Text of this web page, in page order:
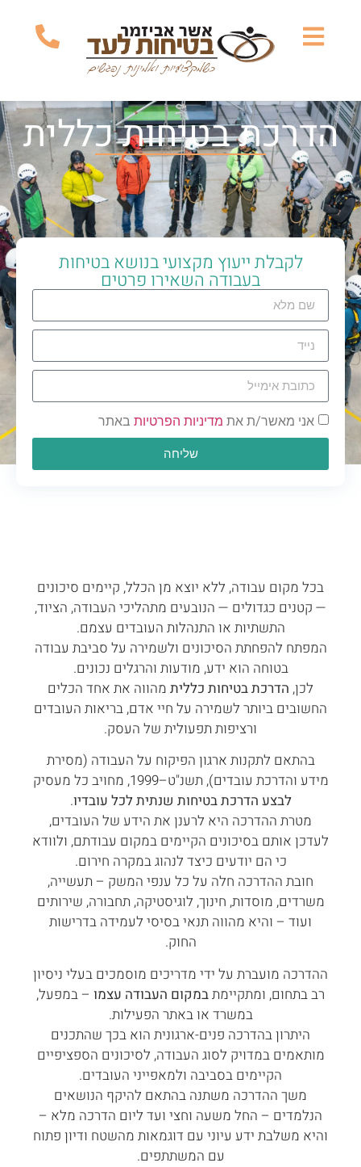
הדרכת בטיחות כללית
לקבלת ייעוץ מקצועי בנושא בטיחות
בעבודה השאירו פרטים
אני מאשר/ת את מדיניות הפרטיות באתר
שליחה
בכל מקום עבודה, ללא יוצא מן הכלל, קיימים סיכונים
— קטנים כגדולים — הנובעים מתהליכי העבודה, הציוד,
התשתיות או התנהלות העובדים עצמם.
המפתח להפחתת הסיכונים ולשמירה על סביבת עבודה
בטוחה הוא ידע, מודעות והרגלים נכונים.
לכן, הדרכת בטיחות כללית מהווה את אחד הכלים
החשובים ביותר לשמירה על חיי אדם, בריאות העובדים
ורציפות תפעולית של העסק.
בהתאם לתקנות ארגון הפיקוח על העבודה (מסירת
מידע והדרכת עובדים), תשנ"ט–1999, מחויב כל מעסיק
לבצע הדרכת בטיחות שנתית לכל עובדיו.
מטרת ההדרכה היא לרענן את הידע של העובדים,
לעדכן אותם בסיכונים הקיימים במקום עבודתם, ולוודא
כי הם יודעים כיצד לנהוג במקרה חירום.
חובת ההדרכה חלה על כל ענפי המשק – תעשייה,
משרדים, מוסדות, חינוך, לוגיסטיקה, תחבורה, שירותים
ועוד – והיא מהווה תנאי בסיסי לעמידה בדרישות
החוק.
ההדרכה מועברת על ידי מדריכים מוסמכים בעלי ניסיון
רב בתחום, ומתקיימתבמקום העבודה עצמו – במפעל,
במשרד או באתר הפעילות.
היתרון בהדרכה פנים-ארגונית הוא בכך שהתכנים
מותאמים במדויק לסוג העבודה, לסיכונים הספציפיים
הקיימים בסביבה ולמאפייני העובדים.
משך ההדרכה משתנה בהתאם להיקף הנושאים
הנלמדים – החל משעה וחצי ועד ליום הדרכה מלא –
והיא משלבת ידע עיוני עם דוגמאות מהשטח ודיון פתוח
עם המשתתפים.